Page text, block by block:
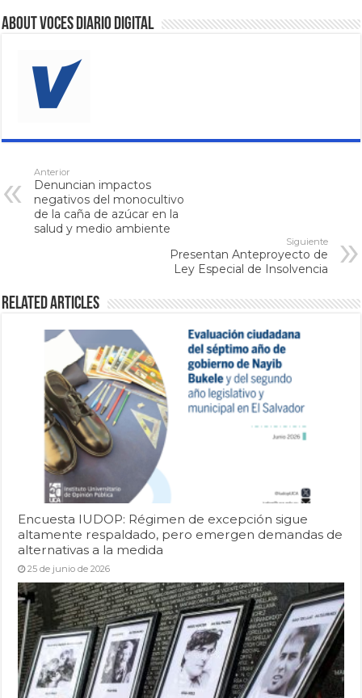
About VOCES Diario digital
Anterior
Denuncian impactos
negativos del monocultivo
de la caña de azúcar en la
salud y medio ambiente
Siguiente
Presentan Anteproyecto de
Ley Especial de Insolvencia
Related Articles
Encuesta IUDOP: Régimen de excepción sigue
altamente respaldado, pero emergen demandas de
alternativas a la medida
25 de junio de 2026